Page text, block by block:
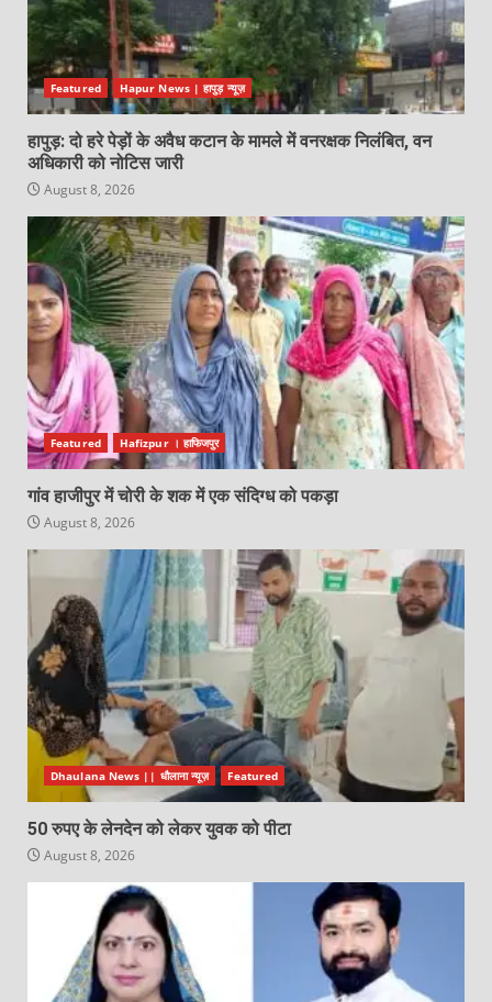
Featured Hapur News | हापुड़ न्यूज़
हापुड़: दो हरे पेड़ों के अवैध कटान के मामले में वनरक्षक निलंबित, वन
अधिकारी को नोटिस जारी
August 8, 2026
Featured Hafizpur । हाफिजपुर
गांव हाजीपुर में चोरी के शक में एक संदिग्ध को पकड़ा
August 8, 2026
Dhaulana News || धौलाना न्यूज़ Featured
50 रुपए के लेनदेन को लेकर युवक को पीटा
August 8, 2026